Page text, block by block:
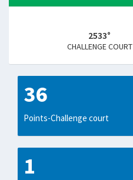
2533°
CHALLENGE COURT
36
Points-Challenge court
1